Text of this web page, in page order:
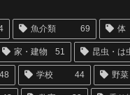
魚介類 69 体
家・建物 51 昆虫・は
48 学校 44 野菜